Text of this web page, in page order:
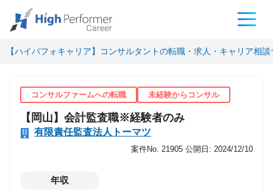
【ハイパフォキャリア】コンサルタントの転職・求人・キャリア相談
コンサルファームへの転職 未経験からコンサル
【岡山】会計監査職※経験者のみ
有限責任監査法人トーマツ
案件No. 21905 公開日: 2024/12/10
年収